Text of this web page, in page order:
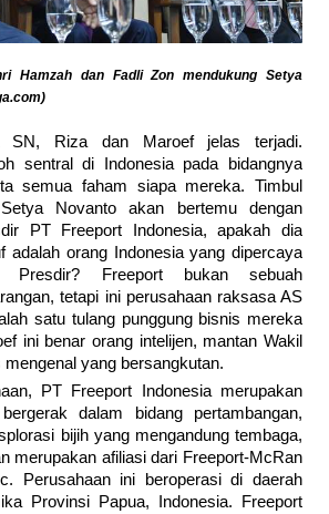
Hamzah dan Fadli Zon mendukung Setya
SN, Riza dan Maroef jelas terjadi.
sentral di Indonesia pada bidangnya
semua faham siapa mereka. Timbul
Novanto akan bertemu dengan
PT Freeport Indonesia, apakah dia
adalah orang Indonesia yang dipercaya
Presdir? Freeport bukan sebuah
tetapi ini perusahaan raksasa AS
satu tulang punggung bisnis mereka
ini benar orang intelijen, mantan Wakil
mengenal yang bersangkutan.
PT Freeport Indonesia merupakan
dalam bidang pertambangan,
bijih yang mengandung tembaga,
merupakan afiliasi dari Freeport-McRan
Perusahaan ini beroperasi di daerah
Provinsi Papua, Indonesia. Freeport